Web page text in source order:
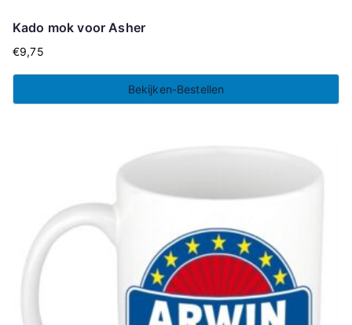
Kado mok voor Asher
€9,75
Bekijken-Bestellen